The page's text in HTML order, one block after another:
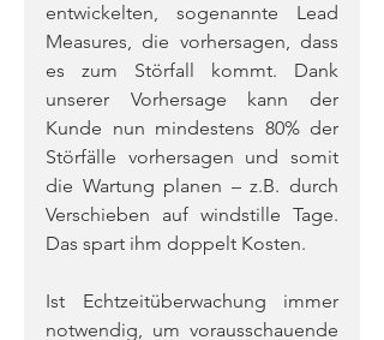
entwickelten, sogenannte Lead
Measures, die vorhersagen, dass
es zum Störfall kommt. Dank
unserer Vorhersage kann der
Kunde nun mindestens 80% der
Störfälle vorhersagen und somit
die Wartung planen – z.B. durch
Verschieben auf windstille Tage.
Das spart ihm doppelt Kosten.
Ist Echtzeitüberwachung immer
notwendig, um vorausschauende